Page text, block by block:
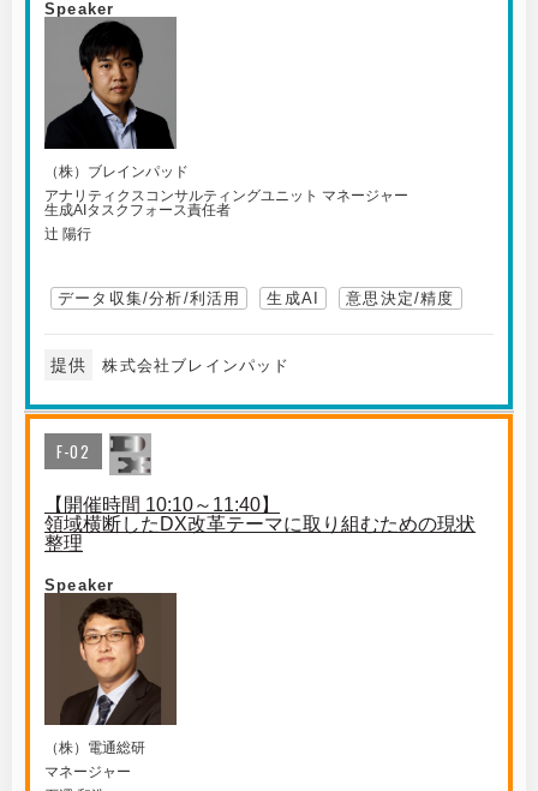
Speaker
（株）ブレインパッド
アナリティクスコンサルティングユニット マネージャー
生成AIタスクフォース責任者
辻 陽行
データ収集/分析/利活用 生成AI 意思決定/精度
提供 株式会社ブレインパッド
F-02
【開催時間 10:10～11:40】
領域横断したDX改革テーマに取り組むための現状
整理
Speaker
（株）電通総研
マネージャー